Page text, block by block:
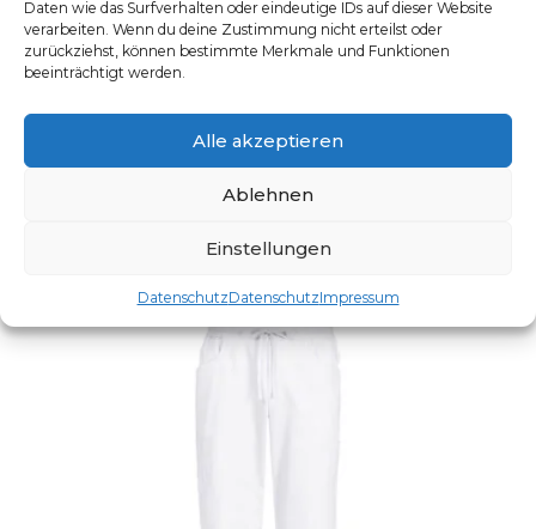
Daten wie das Surfverhalten oder eindeutige IDs auf dieser Website
verarbeiten. Wenn du deine Zustimmung nicht erteilst oder
zurückziehst, können bestimmte Merkmale und Funktionen
beeinträchtigt werden.
Alle akzeptieren
Ablehnen
Einstellungen
DatenschutzDatenschutzImpressum
Artikelnummer: 5007.6550